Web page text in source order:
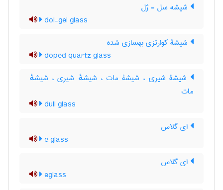
شیشه سل - ژل
dol-gel glass
شیشۀ کوارتزی بهسازی شده
doped quartz glass
شیشۀ شیری ، شیشۀ مات ، شیشهٔ شیری ، شیشهٔ
مات
dull glass
ای گلاس
e glass
ای گلاس
eglass